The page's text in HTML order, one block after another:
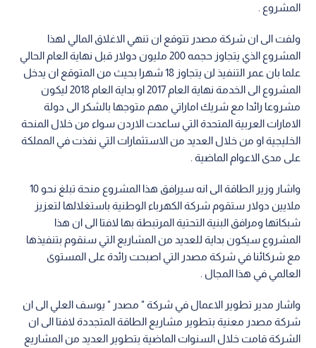
المشروع .
ولفت الى ان شركة مصدر تتوقع ان تنهي الاغلاق المالي لهذا
المشروع الذي يتجاوز حجمه 200 مليون دولار قبل نهاية العام الحالي
علما بان عمر التنفيذ لن يتجاوز 18 شهرا بحيث من المتوقع ان يدخل
المشروع الى الخدمة نهاية العام 2017 او بداية العام 2018 ليكون
مشروعا رائدا مع شريك اماراتي مهم متوجها بالشكر الى دولة
الامارات العربية المتحدة التي ساعدت الاردن سواء من خلال المنحة
الخليجية او من خلال العديد من الاستثمارات التي نفذت في المملكة
على مدى الاعوام الماضية .
واشار وزير الطاقة الى انه سيرافق هذا المشروع منحة تبلغ نحو 10
ملايين دولار ستقوم شركة الكهرباء الوطنية باستغلالها لتعزيز
شبكاتها ومرافق البنية التحتية المرتبطة بها لافتا الى ان هذا
المشروع سيكون بداية للعديد من المشاريع التي سنقوم بتنفيذها
مع شركائنا في شركة مصدر التي اصبحت رائدة على المستوى
العالمي في هذا المجال .
واشار مدير تطوير الاعمال في شركة " مصدر " يوسف العلي الى ان
شركة مصدر معنية بتطوير مشاريع الطاقة المتجددة لافتا الى ان
الشركة قامت خلال السنوات الماضية بتطوير العديد من المشاريع